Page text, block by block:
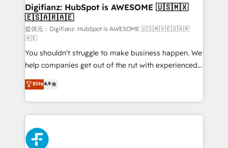
framework, meaning we've been accredited by
HubSpot and vetted by the CCS, which means we
can support public sector companies as well the
other ones listed in our profile. Our services: -
HubSpot implementation - HubSpot CMS website
build We can do lots of things. But everything we do
is there for you to: - Grow revenue, and run your
business more efficiently - Build stronger
relationships with customers - Make better
decisions with data - Find a new voice and reach
more people - Get the most out of your HubSpot
investment
Digifianz: HubSpot is AWESOME 🇺🇸🇲🇽
🇪🇸🇦🇷🇦🇪
提供元：Digifianz: HubSpot is AWESOME 🇺🇸🇲🇽🇪🇸🇦🇷
🇦🇪
You shouldn't struggle to make business happen. We
help companies get out of the rut with experienced,
process-oriented teams implementing HubSpot
Marketing, Sales, Service, CMS and Operations Hub,
so selling and actually engaging with your customers
feels easy and pain-free. We are a top ranked
HubSpot Elite Partner, winner of Rookie of the Year
and Customer First Awards, 4.9/5 rating in HubSpot
Elite4.9